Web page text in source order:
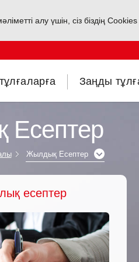
алу үшін, сіз біздің
Заңды
Жылдық Есептер
есептер